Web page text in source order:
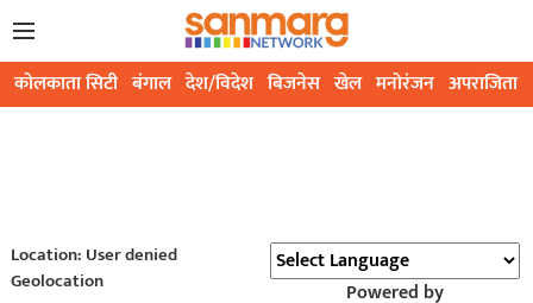
कोलकाता सिटी बंगाल देश/विदेश बिजनेस खेल मनोरंजन अपराजिता
Location: User denied
Geolocation
Powered by